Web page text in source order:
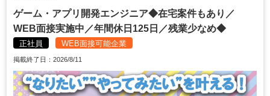
ゲーム・アプリ開発エンジニア◆在宅案件もあり／
WEB面接実施中／年間休日125日／残業少なめ◆
正社員 WEB面接可能企業
掲載終了日：2026/8/11